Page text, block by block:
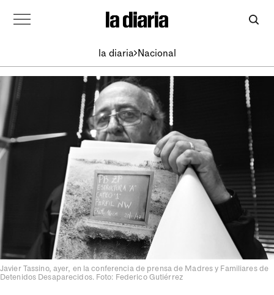
la diaria Nacional
Javier Tassino, ayer, en la conferencia de prensa de Madres y Familiares de
Detenidos Desaparecidos. Foto: Federico Gutiérrez